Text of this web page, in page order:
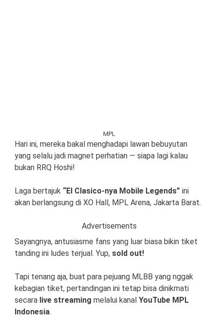
MPL
Hari ini, mereka bakal menghadapi lawan bebuyutan
yang selalu jadi magnet perhatian — siapa lagi kalau
bukan RRQ Hoshi!
Laga bertajuk “El Clasico-nya Mobile Legends” ini
akan berlangsung di XO Hall, MPL Arena, Jakarta Barat.
Advertisements
Sayangnya, antusiasme fans yang luar biasa bikin tiket
tanding ini ludes terjual. Yup, sold out!
Tapi tenang aja, buat para pejuang MLBB yang nggak
kebagian tiket, pertandingan ini tetap bisa dinikmati
secara live streaming melalui kanal YouTube MPL
Indonesia.